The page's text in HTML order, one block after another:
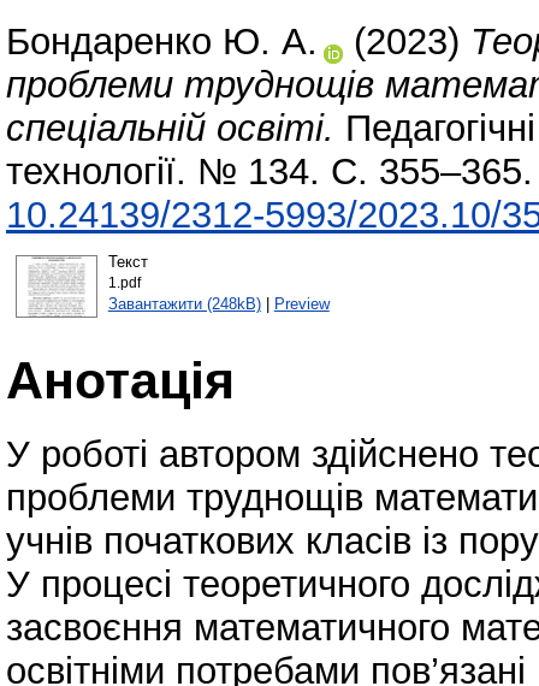
Бондаренко Ю. А. (2023)
проблеми труднощів
спеціальній освіті.
технології. № 134. С.
10.24139/2312‐5993/2023.10/
Текст
1.pdf
Завантажити (248kB)| Preview
Анотація
У роботі автором здійснено
проблеми труднощів
учнів початкових класів із
У процесі теоретичного
засвоєння математичного
освітніми потребами